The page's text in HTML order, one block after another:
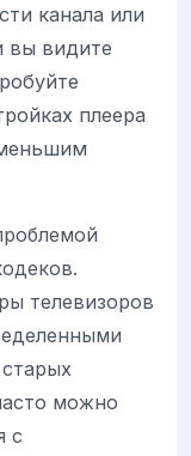
канала или
вы видите
плеера
телевизоров
можно
с